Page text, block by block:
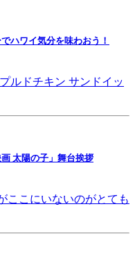
ハワイ気分を味わおう！
ルドチキン サンドイッ
太陽の子」舞台挨拶
ここにいないのがとても